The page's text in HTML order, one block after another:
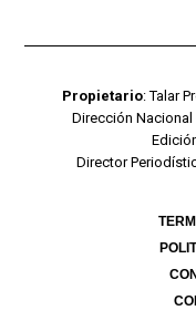
Propietario: Talar
Dirección
Director